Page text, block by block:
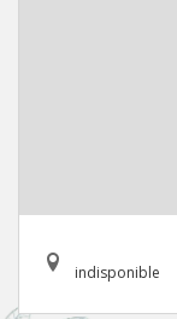
indisponible